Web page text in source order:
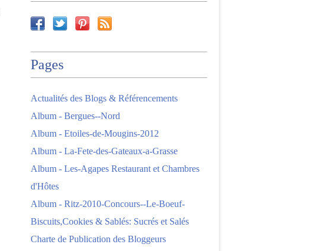
Pages
Actualités des Blogs & Référencements
Album - Bergues--Nord
Album - Etoiles-de-Mougins-2012
Album - La-Fete-des-Gateaux-a-Grasse
Album - Les-Agapes Restaurant et Chambres
d'Hôtes
Album - Ritz-2010-Concours--Le-Boeuf-
Biscuits,Cookies & Sablés: Sucrés et Salés
Charte de Publication des Bloggeurs